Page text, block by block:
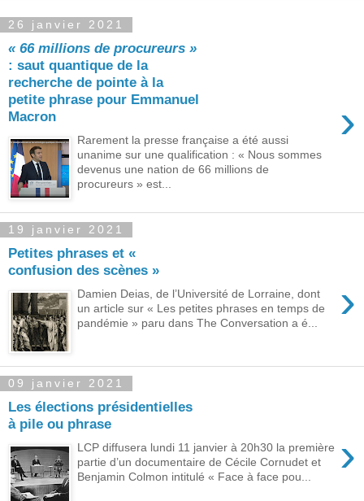
26 janvier 2021
« 66 millions de procureurs »
: saut quantique de la
recherche de pointe à la
petite phrase pour Emmanuel
Macron
›
Rarement la presse française a été aussi
unanime sur une qualification : « Nous sommes
devenus une nation de 66 millions de
procureurs » est...
19 janvier 2021
Petites phrases et «
confusion des scènes »
›
Damien Deias, de l’Université de Lorraine, dont
un article sur « Les petites phrases en temps de
pandémie » paru dans The Conversation a é...
09 janvier 2021
Les élections présidentielles
à pile ou phrase
›
LCP diffusera lundi 11 janvier à 20h30 la première
partie d’un documentaire de Cécile Cornudet et
Benjamin Colmon intitulé « Face à face pou...